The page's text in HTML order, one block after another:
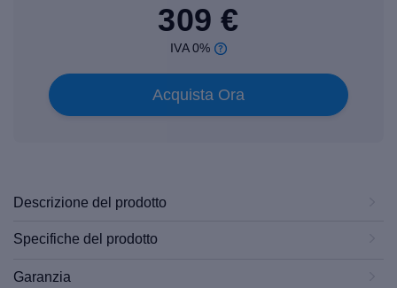
309 €
IVA 0%
Acquista Ora
Descrizione del prodotto
Specifiche del prodotto
Garanzia